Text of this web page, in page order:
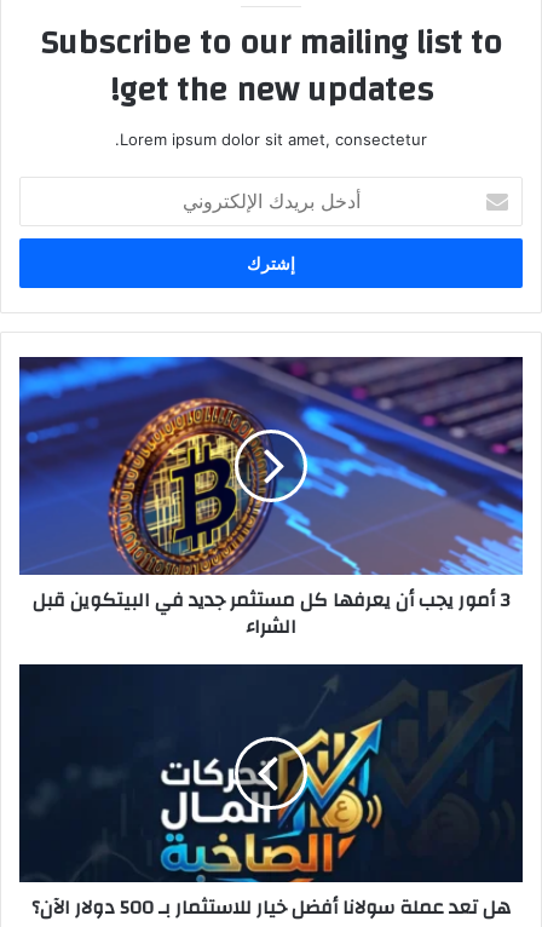
Subscribe to our mailing list to
get the new updates!
Lorem ipsum dolor sit amet, consectetur.
بريدك
الإلكتروني
3
أمور
يجب
أن
يعرفها
كل
مستثمر
جديد
في
البيتكوين
3 أمور يجب أن يعرفها كل مستثمر جديد في البيتكوين قبل
الشراء
هل
500
دولار
هل تعد عملة سولانا أفضل خيار للاستثمار بـ 500 دولار الآن؟